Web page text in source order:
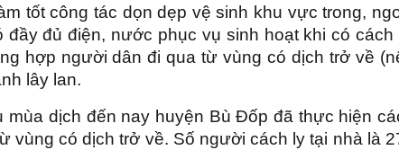
tốt công tác dọn dẹp vệ sinh khu vực trong,
đủ điện, nước phục vụ sinh hoạt khi có cách
hợp người dân đi qua từ vùng có dịch trở về
lây lan.
mùa dịch đến nay huyện Bù Đốp đã thực hiện
vùng có dịch trở về. Số người cách ly tại nhà là